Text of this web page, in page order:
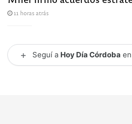
11 horas atrás
+ Seguí a Hoy Día Córdoba en